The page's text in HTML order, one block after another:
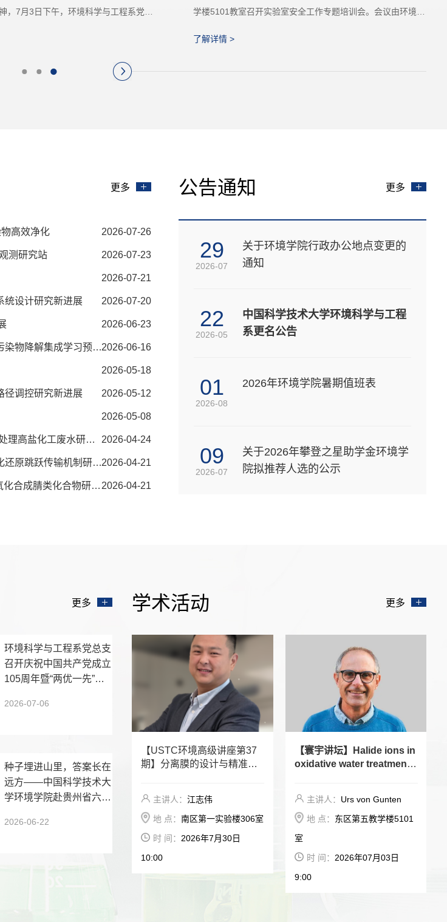
工作骨干开展“红启”访学活动，于7月6
，围绕校际交流、红色研学与企业实践
实践场景推动思想引领与能力提升深度
协同、互鉴学生工作先进经验，中国科
国际传播协同发展路径，7月8日下午，中国科学技术大学环境
党支部联合巢湖学院外国语学院教工第一党支部、巢湖学院生
了解详情 >
更多
高效净化 2026-07-26
测研究站 2026-07-23
2026-07-21
统设计研究新进展 2026-07-20
2026-06-23
中国科大环境学院Environmental Science & Technology丨分子指纹融合驱动的污染物降解集成学习预测模型研究新进展2026-06-16
2026-05-18
径调控研究新进展 2026-05-12
2026-05-08
中国科大环境系Environmental Science & Technology丨电催化-催化纳滤膜技术处理高盐化工废水研究新进展 2026-04-24
中国科大环境系Journal of the American Chemical Society丨电活性COF电子氧化还原跳跃传输机制研究新进展2026-04-21
中国科大环境系Journal of the American Chemical Society丨电驱动生物质醛氨氧化合成腈类化合物研究新进展 2026-04-21
公告通知 更多
29
2026-07
关于环境学院行政办公地点变更的
通知
22
2026-05
中国科学技术大学环境科学与工程
系更名公告
01
2026-08
2026年环境学院暑期值班表
09
2026-07
关于2026年攀登之星助学金环境学
院拟推荐人选的公示
更多
环境科学与工程系党总支
召开庆祝中国共产党成立
105周年暨“两优一先”表
2026-07-06
种子埋进山里，答案长在
远方——中国科学技术大
学环境学院赴贵州省六枝
活动
2026-06-22
学术活动 更多
【USTC环境高级讲座第37
期】分离膜的设计与精准调
主讲人：江志伟
地 点：南区第一实验楼306室
时 间： 2026年7月30日
10:00
【寰宇讲坛】Halide ions in
oxidative water treatment:
主讲人： Urs von Gunten
地 点： 东区第五教学楼5101
室
时 间： 2026年07月03日
9:00